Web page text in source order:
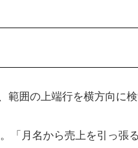
囲の上端行を横方向に
「月名から売上を引っ